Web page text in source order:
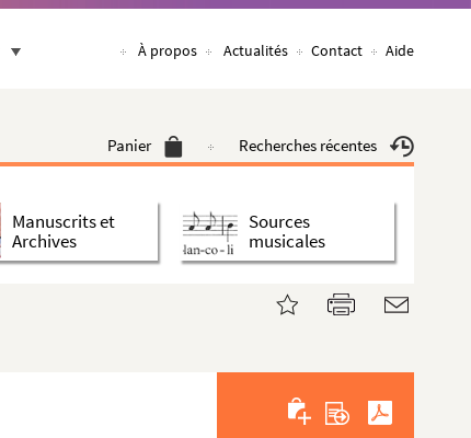
À propos Actualités Contact Aide
Panier Recherches récentes
Manuscrits et
Archives
Sources
musicales